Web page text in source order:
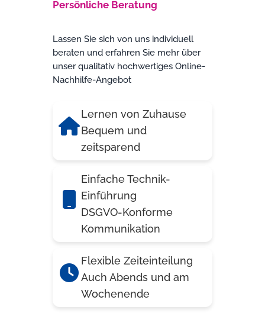
Persönliche Beratung
Lassen Sie sich von uns individuell
beraten und erfahren Sie mehr über
unser qualitativ hochwertiges Online-
Nachhilfe-Angebot
Lernen von Zuhause
Bequem und
zeitsparend
Einfache Technik-
Einführung
DSGVO-Konforme
Kommunikation
Flexible Zeiteinteilung
Auch Abends und am
Wochenende